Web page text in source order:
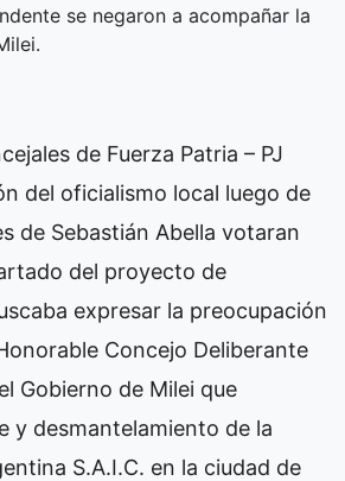
se negaron a acompañar la
de Fuerza Patria – PJ
del oficialismo local luego de
de Sebastián Abella votaran
del proyecto de
expresar la preocupación
Concejo Deliberante
Gobierno de Milei que
y desmantelamiento de la
S.A.I.C. en la ciudad de